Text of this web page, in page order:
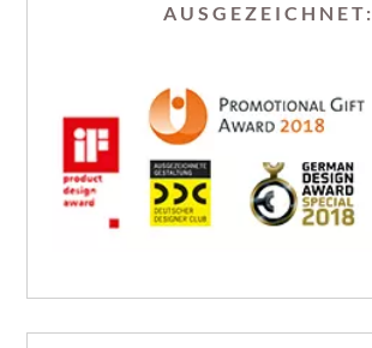
AUSGEZEICHNET: